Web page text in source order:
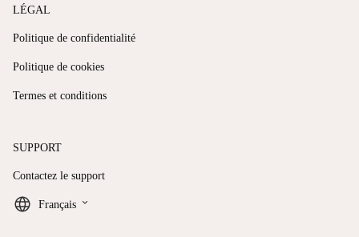
LÉGAL
Politique de confidentialité
Politique de cookies
Termes et conditions
SUPPORT
Contactez le support
Français keyboard_arrow_down